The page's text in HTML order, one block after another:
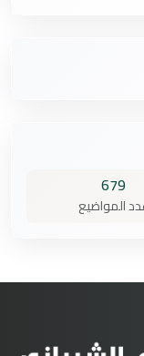
679
المواضيع